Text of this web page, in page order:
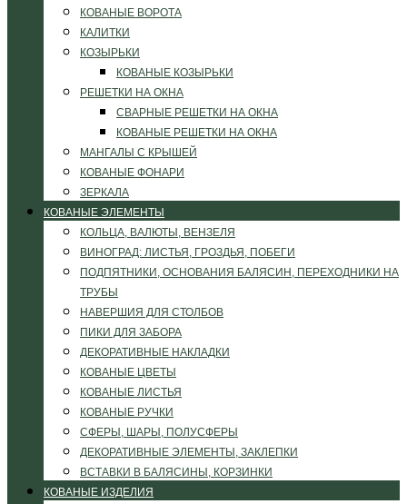
КОВАНЫЕ ВОРОТА
КАЛИТКИ
КОЗЫРЬКИ
КОВАНЫЕ КОЗЫРЬКИ
РЕШЕТКИ НА ОКНА
СВАРНЫЕ РЕШЕТКИ НА ОКНА
КОВАНЫЕ РЕШЕТКИ НА ОКНА
МАНГАЛЫ С КРЫШЕЙ
КОВАНЫЕ ФОНАРИ
ЗЕРКАЛА
КОВАНЫЕ ЭЛЕМЕНТЫ
КОЛЬЦА, ВАЛЮТЫ, ВЕНЗЕЛЯ
ВИНОГРАД: ЛИСТЬЯ, ГРОЗДЬЯ, ПОБЕГИ
ПОДПЯТНИКИ, ОСНОВАНИЯ БАЛЯСИН, ПЕРЕХОДНИКИ НА
ТРУБЫ
НАВЕРШИЯ ДЛЯ СТОЛБОВ
ПИКИ ДЛЯ ЗАБОРА
ДЕКОРАТИВНЫЕ НАКЛАДКИ
КОВАНЫЕ ЦВЕТЫ
КОВАНЫЕ ЛИСТЬЯ
КОВАНЫЕ РУЧКИ
СФЕРЫ, ШАРЫ, ПОЛУСФЕРЫ
ДЕКОРАТИВНЫЕ ЭЛЕМЕНТЫ, ЗАКЛЕПКИ
ВСТАВКИ В БАЛЯСИНЫ, КОРЗИНКИ
КОВАНЫЕ ИЗДЕЛИЯ